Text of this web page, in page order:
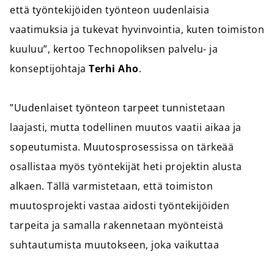
että työntekijöiden työnteon uudenlaisia
vaatimuksia ja tukevat hyvinvointia, kuten toimiston
kuuluu”, kertoo Technopoliksen palvelu- ja
konseptijohtaja Terhi Aho.
”Uudenlaiset työnteon tarpeet tunnistetaan
laajasti, mutta todellinen muutos vaatii aikaa ja
sopeutumista. Muutosprosessissa on tärkeää
osallistaa myös työntekijät heti projektin alusta
alkaen. Tällä varmistetaan, että toimiston
muutosprojekti vastaa aidosti työntekijöiden
tarpeita ja samalla rakennetaan myönteistä
suhtautumista muutokseen, joka vaikuttaa